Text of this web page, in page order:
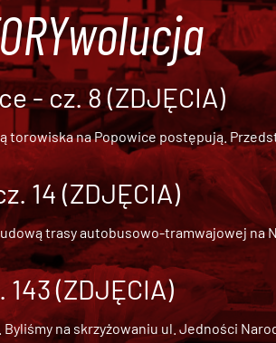
- cz. 8 (ZDJĘCIA)
torowiska na Popowice postępują.
14 (ZDJĘCIA)
trasy autobusowo-tramwajowej na
(ZDJĘCIA)
na skrzyżowaniu ul. Jedności